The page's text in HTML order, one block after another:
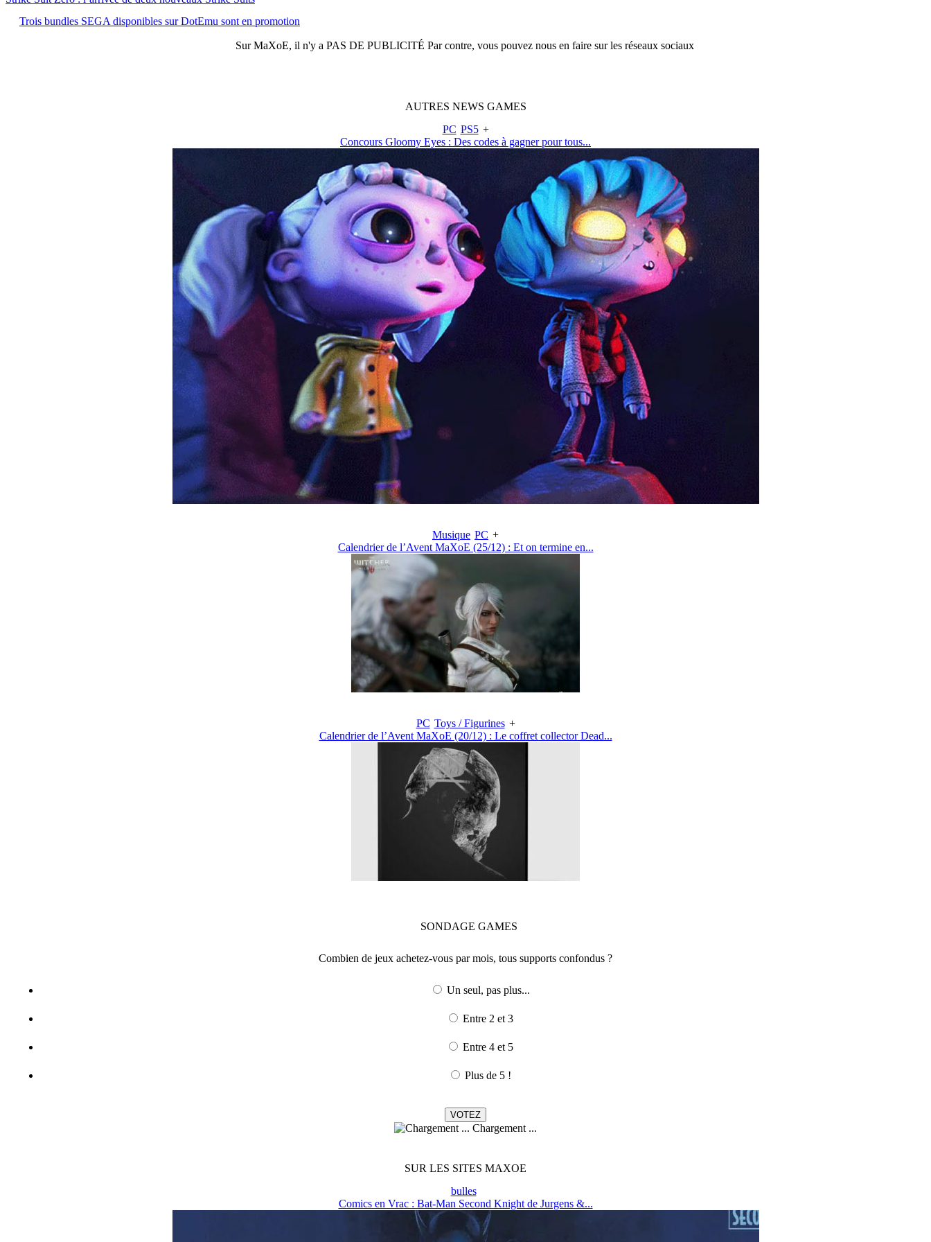
Trois bundles SEGA disponibles sur DotEmu sont en promotion
SurMaXoE, il n'y a PAS DE PUBLICITÉ Par contre, vous pouvez nous en faire sur les réseaux sociaux
AUTRES NEWS GAMES
PC PS5 +
Concours Gloomy Eyes : Des codes à gagner pour tous...
Musique PC +
Calendrier de l’Avent MaXoE (25/12) : Et on termine en...
PC Toys / Figurines +
Calendrier de l’Avent MaXoE (20/12) : Le coffret collector Dead...
SONDAGE GAMES
Combien de jeux achetez-vous par mois, tous supports confondus ?
Un seul, pas plus...
Entre 2 et 3
Entre 4 et 5
Plus de 5 !
Chargement ...
SUR LES SITES MAXOE
bulles
Comics en Vrac : Bat-Man Second Knight de Jurgens &...